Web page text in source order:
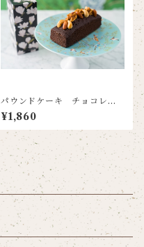
パウンドケーキ チョコレー
トケーキ
¥1,860